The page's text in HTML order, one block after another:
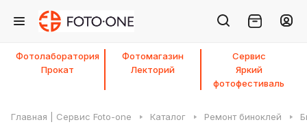
Фотолаборатория Фотомагазин
Сервис
Прокат
Лекторий
Яркий
фотофестиваль
Главная | Сервис Foto-one Каталог Ремонт биноклей